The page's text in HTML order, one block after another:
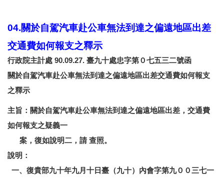
04.關於自駕汽車赴公車無法到達之偏遠地區出差
交通費如何報支之釋示
行政院主計處 90.09.27. 臺九十處忠字第０七五三二號函
關於自駕汽車赴公車無法到達之偏遠地區出差交通費如何報支
之釋示
主旨：關於自駕汽車赴公車無法到達之偏遠地區出差，交通費
如何報支之疑義一
案，復如說明二，請 查照。
說明：
一、復貴部九十年九月十日臺（九十）內會字第九００三七一